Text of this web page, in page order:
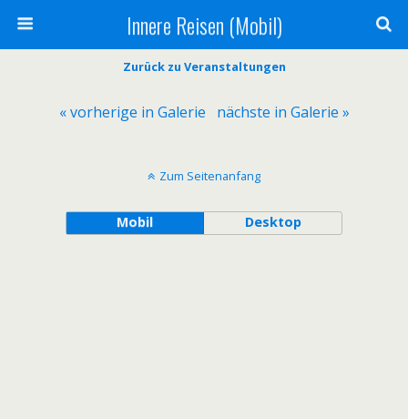
Innere Reisen (Mobil)
Zurück zu Veranstaltungen
« vorherige in Galerie nächste in Galerie »
Zum Seitenanfang
Mobil Desktop